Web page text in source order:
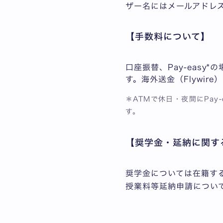
ザー名にはメールアド
【手数料について】
口座振替、Pay-easy*の
す。海外送金（Flywire
＊ATMで休日・夜間に
す。
【奨学金・延納に関
奨学金については在籍す
授業料等延納申請につい